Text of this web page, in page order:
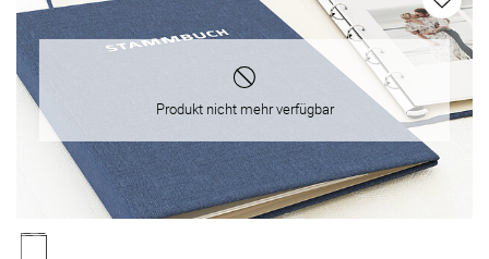
Produkt nicht mehr verfügbar